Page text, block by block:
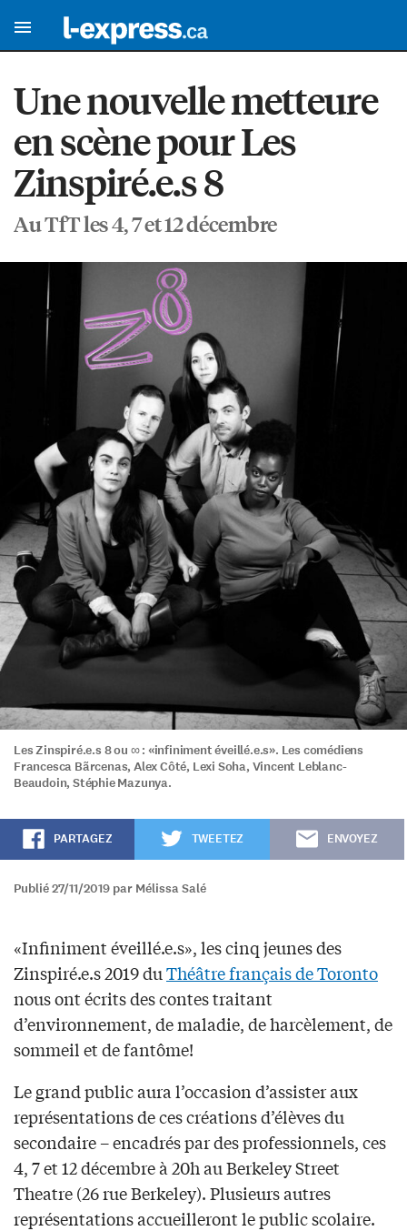
Une nouvelle metteure
en scène pour Les
Zinspiré.e.s 8
Au TfT les 4, 7 et 12 décembre
Les Zinspiré.e.s 8 ou ∞ : «infiniment éveillé.e.s». Les comédiens
Francesca Bãrcenas, Alex Côté, Lexi Soha, Vincent Leblanc-
Beaudoin, Stéphie Mazunya.
PARTAGEZ TWEETEZ ENVOYEZ
Publié 27/11/2019 par Mélissa Salé
«Infiniment éveillé.e.s», les cinq jeunes des
Zinspiré.e.s 2019 duThéâtre français de Toronto
nous ont écrits des contes traitant
d’environnement, de maladie, de harcèlement, de
sommeil et de fantôme!
Le grand public aura l’occasion d’assister aux
représentations de ces créations d’élèves du
secondaire – encadrés par des professionnels, ces
4, 7 et 12 décembre à 20h au Berkeley Street
Theatre (26 rue Berkeley). Plusieurs autres
représentations accueilleront le public scolaire.